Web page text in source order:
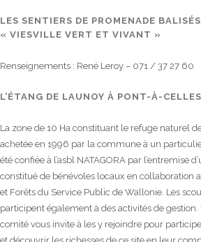
LES SENTIERS DE PROMENADE BALISÉS
« VIESVILLE VERT ET VIVANT »
Renseignements : René Leroy – 071 / 37 27 60
L’ÉTANG DE LAUNOY À PONT-À-CELLES
La zone de 10 Ha constituant le refuge naturel
achetée en 1996 par la commune à un
été confiée à l’asbl NATAGORA par l’entremise
constitué de bénévoles locaux en collaboration
et Forêts du Service Public de Wallonie. Les
participent également à des activités de
comité vous invite à les y rejoindre pour